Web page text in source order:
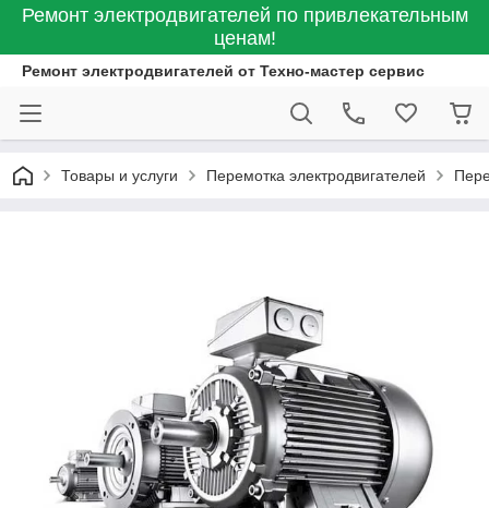
Ремонт электродвигателей по привлекательным
ценам!
Ремонт электродвигателей от Техно-мастер сервис
Товары и услуги Перемотка электродвигателей